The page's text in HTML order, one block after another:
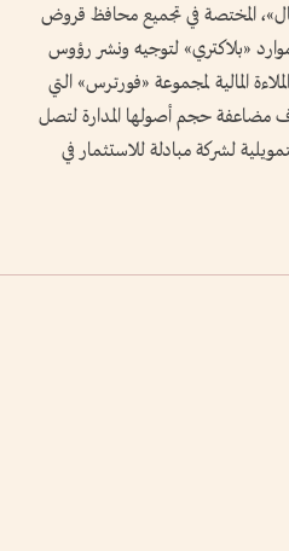
المختصة في تجميع محافظ قروض
«بلاكتري» لتوجيه ونشر رؤوس
المالية لمجموعة «فورترس» التي
الماضي، وتستهدف مضاعفة حجم أصولها المدارة لتصل
والتمويلية لشركة مبادلة للاستثمار في